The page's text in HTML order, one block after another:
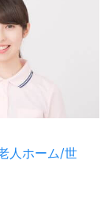
人ホーム/世